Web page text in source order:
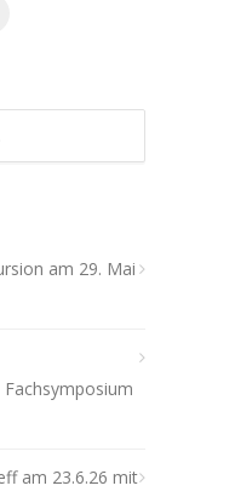
am 29. Mai
am 23.6.26 mit